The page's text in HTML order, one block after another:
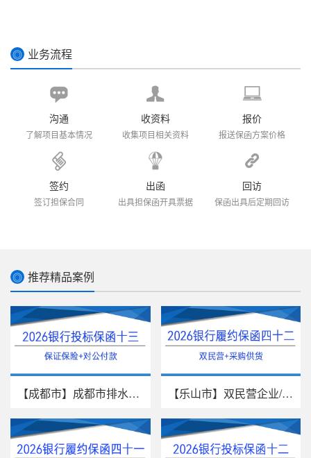
◎ 业务流程
沟通
了解项目基本情况
收资料
收集项目相关资料
报价
报送保函方案价格
签约
签订担保合同
出函
出具担保函开具票据
回访
保函出具后定期回访
◎ 推荐精品案例
【成都市】成都市排水有限责任公... 【乐山市】双民营企业/采购供货/...